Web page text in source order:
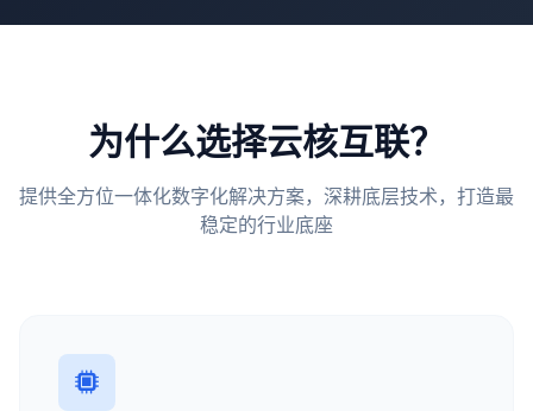
为什么选择云核互联？
提供全方位一体化数字化解决方案，深耕底层技术，打造最
稳定的行业底座